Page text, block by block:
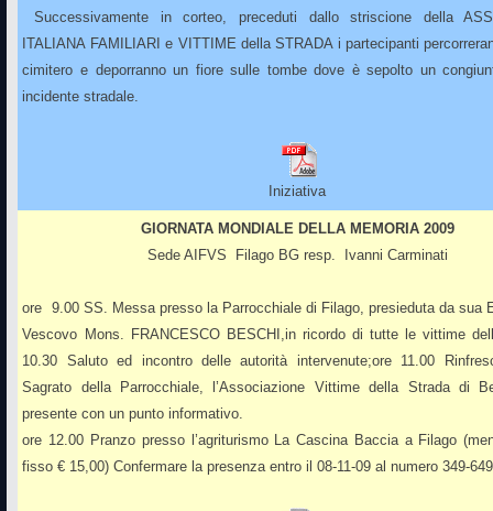
 Successivamente in corteo, preceduti dallo striscione della
ITALIANA FAMILIARI e VITTIME della STRADA i partecipanti
cimitero e deporranno un fiore sulle tombe dove è sepolto un
incidente stradale.
Iniziativa
GIORNATA MONDIALE DELLA MEMORIA 2009
Sede AIFVS Filago BG resp. Ivanni Carminati
ore 9.00 SS. Messa presso la Parrocchiale di Filago, presieduta da sua
Vescovo Mons. FRANCESCO BESCHI,in ricordo di tutte le vittime
10.30 Saluto ed incontro delle autorità intervenute;ore 11.00
Sagrato della Parrocchiale, l’Associazione Vittime della Strada di
presente con un punto informativo.
ore 12.00 Pranzo presso l’agriturismo La Cascina Baccia a Filago
fisso € 15,00) Confermare la presenza entro il 08-11-09 al numero 349-